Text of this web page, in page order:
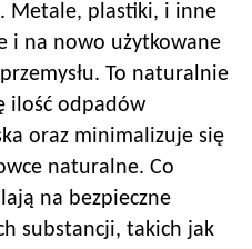
Metale, plastiki, i inne
i na nowo użytkowane
To naturalnie
ilość odpadów
oraz minimalizuje się
naturalne. Co
na bezpieczne
substancji, takich jak